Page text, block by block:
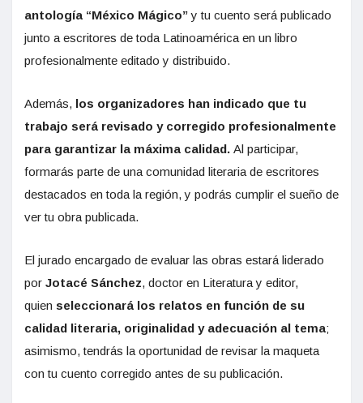
antología “México Mágico”y tu cuento será publicado
junto a escritores de toda Latinoamérica en un libro
profesionalmente editado y distribuido.
Además, los organizadores han indicado que tu
trabajo será revisado y corregido profesionalmente
para garantizar la máxima calidad. Al participar,
formarás parte de una comunidad literaria de escritores
destacados en toda la región, y podrás cumplir el sueño de
ver tu obra publicada.
El jurado encargado de evaluar las obras estará liderado
por Jotacé Sánchez, doctor en Literatura y editor,
quien seleccionará los relatos en función de su
calidad literaria, originalidad y adecuación al tema;
asimismo, tendrás la oportunidad de revisar la maqueta
con tu cuento corregido antes de su publicación.